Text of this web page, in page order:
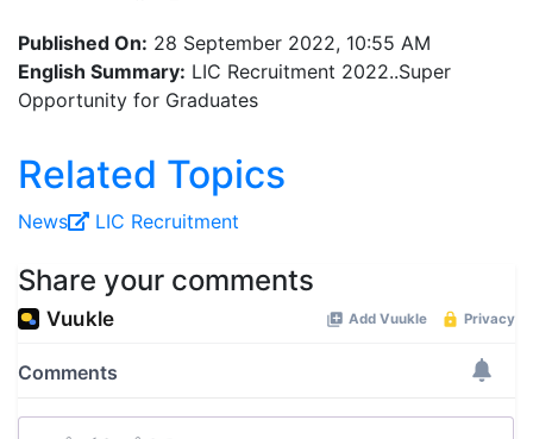
Published On: 28 September 2022, 10:55 AM
English Summary: LIC Recruitment 2022..Super
Opportunity for Graduates
Related Topics
News LIC Recruitment
Share your comments